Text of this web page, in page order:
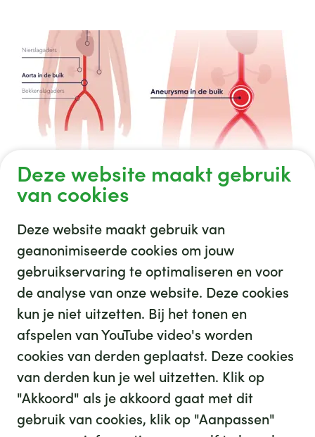
template opmaak social media 2
Deze website maakt gebruik
van cookies
Deze website maakt gebruik van
geanonimiseerde cookies om jouw
gebruikservaring te optimaliseren en voor
de analyse van onze website. Deze cookies
kun je niet uitzetten. Bij het tonen en
afspelen van YouTube video's worden
cookies van derden geplaatst. Deze cookies
van derden kun je wel uitzetten. Klik op
"Akkoord" als je akkoord gaat met dit
gebruik van cookies, klik op "Aanpassen"
GHZ
We hebben 35 leuke banen voor je